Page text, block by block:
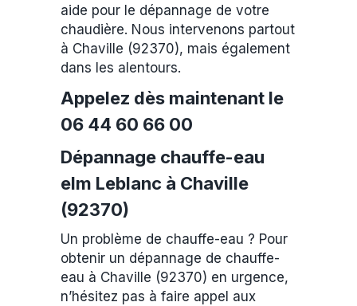
aide pour le dépannage de votre
chaudière. Nous intervenons partout
à Chaville (92370), mais également
dans les alentours.
Appelez dès maintenant le
06 44 60 66 00
Dépannage chauffe-eau
elm Leblanc à Chaville
(92370)
Un problème de chauffe-eau ? Pour
obtenir un dépannage de chauffe-
eau à Chaville (92370) en urgence,
n’hésitez pas à faire appel aux